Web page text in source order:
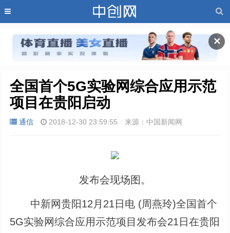
✕
全国首个5G实验网综合应用示范
项目在贵阳启动
通信 2018-12-30 23:59:55 来源：中国新闻网
发布会现场图。
中新网贵阳12月21日电 (周燕玲)全国首个
5G实验网综合应用示范项目发布会21日在贵阳